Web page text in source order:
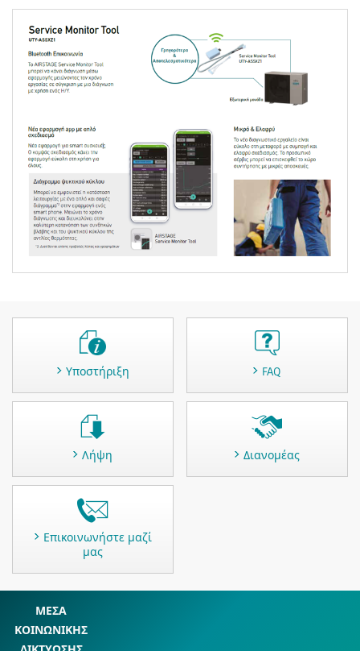
Υποστήριξη FAQ
Λήψη Διανομέας
Επικοινωνήστε μαζί
μας
ΜΕΣΑ
ΚΟΙΝΩΝΙΚΗΣ